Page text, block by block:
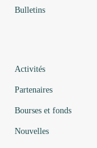
Bulletins
Activités
Partenaires
Bourses et fonds
Nouvelles